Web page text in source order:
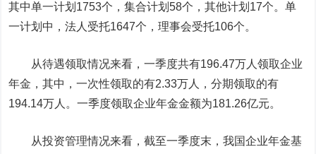
其中单一计划1753个，集合计划58个，其他计划17个。单
一计划中，法人受托1647个，理事会受托106个。
从待遇领取情况来看，一季度共有196.47万人领取企业
年金，其中，一次性领取的有2.33万人，分期领取的有
194.14万人。一季度领取企业年金金额为181.26亿元。
从投资管理情况来看，截至一季度末，我国企业年金基